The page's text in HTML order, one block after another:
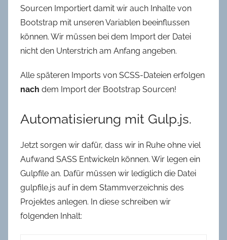
Sourcen Importiert damit wir auch Inhalte von
Bootstrap mit unseren Variablen beeinflussen
können. Wir müssen bei dem Import der Datei
nicht den Unterstrich am Anfang angeben.
Alle späteren Imports von SCSS-Dateien erfolgen
nach dem Import der Bootstrap Sourcen!
Automatisierung mit Gulp.js.
Jetzt sorgen wir dafür, dass wir in Ruhe ohne viel
Aufwand SASS Entwickeln können. Wir legen ein
Gulpfile an. Dafür müssen wir lediglich die Datei
gulpfile.js auf in dem Stammverzeichnis des
Projektes anlegen. In diese schreiben wir
folgenden Inhalt: